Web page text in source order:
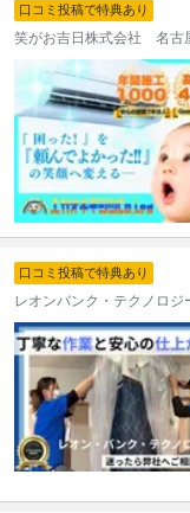
口コミ投稿で特典あり
笑がお吉日株式会社 名古
口コミ投稿で特典あり
レオンバンク・テクノロジ